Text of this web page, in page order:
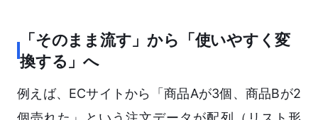
「そのまま流す」から「使いやすく変
換する」へ
例えば、ECサイトから「商品Aが3個、商品Bが2